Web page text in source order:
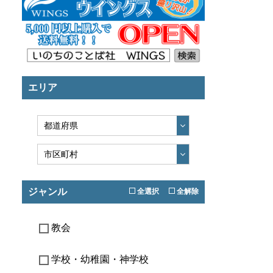
エリア
ジャンル 全選択 全解除
教会
学校・幼稚園・神学校